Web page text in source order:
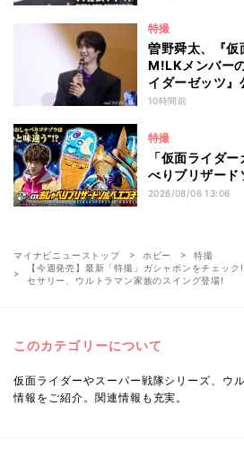
特撮
曽野舜太、『仮
M!LKメンバー
イダーゼッツ
10時間前
特撮
「仮面ライダ
べりブリザード
2026/08/06 13:06
マイナビニューストップ ホビー
特撮
【今週発売】最新「特撮」ガシャポンをチェッ
セサリー、ウルトラマン家族のスイング登場!
このカテゴリーについて
仮面ライダーやスーパー戦隊シリーズ、ウ
情報をご紹介。関連情報も充実。